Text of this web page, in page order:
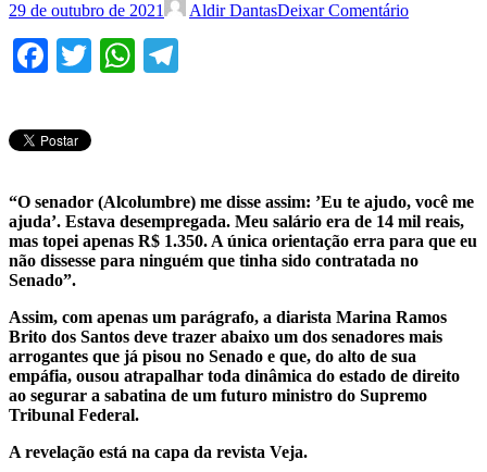
29 de outubro de 2021 Aldir DantasDeixar Comentário
Facebook
TwitterWhatsApp
“O senador (Alcolumbre) me disse assim: ’Eu te ajudo, você me
ajuda’. Estava desempregada. Meu salário era de 14 mil reais,
mas topei apenas R$ 1.350. A única orientação erra para que eu
não dissesse para ninguém que tinha sido contratada no
Senado”.
Assim, com apenas um parágrafo, a diarista Marina Ramos
Brito dos Santos deve trazer abaixo um dos senadores mais
arrogantes que já pisou no Senado e que, do alto de sua
empáfia, ousou atrapalhar toda dinâmica do estado de direito
ao segurar a sabatina de um futuro ministro do Supremo
Tribunal Federal.
A revelação está na capa da revista Veja.